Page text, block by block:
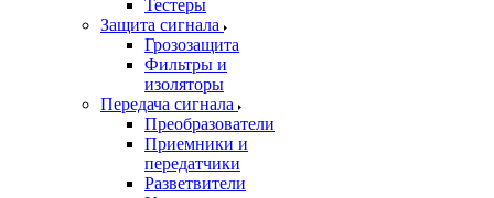
Тестеры
Защита сигнала
Грозозащита
Фильтры и
изоляторы
Передача сигнала
Преобразователи
Приемники и
передатчики
Разветвители